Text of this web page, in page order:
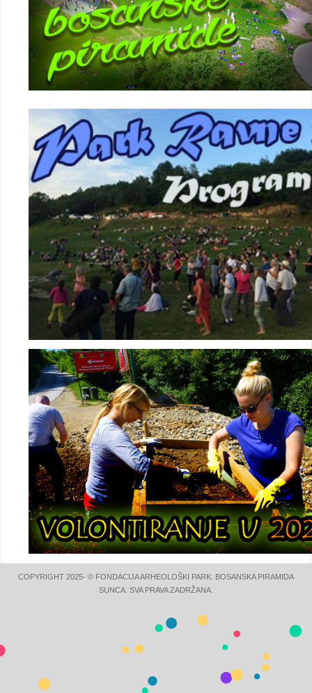
COPYRIGHT 2025- © FONDACIJA ARHEOLOŠKI PARK: BOSANSKA PIRAMIDA
SUNCA. SVA PRAVA ZADRŽANA.